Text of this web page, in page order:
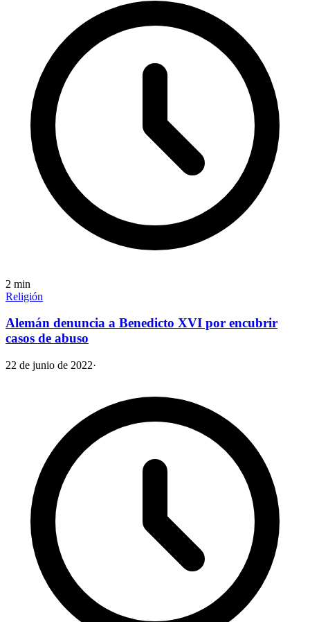
2 min
Religión
Alemán denuncia a Benedicto XVI por encubrir
casos de abuso
22 de junio de 2022·